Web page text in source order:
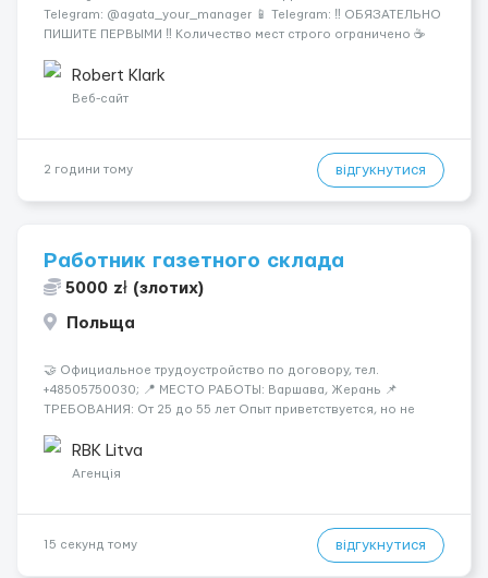
Telegram: @agata_your_manager 📱 Telegram: ‼️ ОБЯЗАТЕЛЬНО
ПИШИТЕ ПЕРВЫМИ ‼️ Количество мест строго ограничено ☕️
зарплаты Работа на кофе-заводе — стабильность и досто...
Robert Klark
Веб-сайт
2 години тому відгукнутися
Работник газетного склада
5000 zł (злотих)
Польща
🤝 Официальное трудоустройство по договору, тел.
+48505750030; 📍 МЕСТО РАБОТЫ: Варшава, Жерань 📌
ТРЕБОВАНИЯ: От 25 до 55 лет Опыт приветствуется, но не
Мужчины (25-55 лет) язык: разговорный уровень польского 📆
ГРАФИК РАБОТЫ...
RBK Litva
Агенція
15 секунд тому відгукнутися